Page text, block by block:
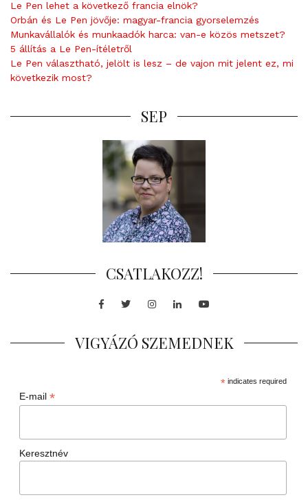
Le Pen lehet a következő francia elnök?
Orbán és Le Pen jövője: magyar-francia gyorselemzés
Munkavállalók és munkaadók harca: van-e közös metszet?
5 állítás a Le Pen-ítéletről
Le Pen választható, jelölt is lesz – de vajon mit jelent ez, mi
következik most?
SEP
CSATLAKOZZ!
Facebook
TwitterInstagram
LinkedInYoutube
VIGYÁZÓ SZEMEDNEK
*indicates required
E-mail *
Keresztnév